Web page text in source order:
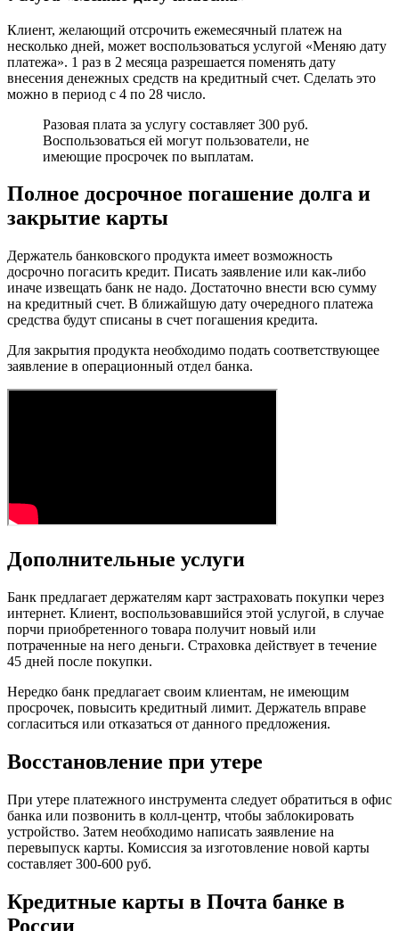
Клиент, желающий отсрочить ежемесячный платеж на
несколько дней, может воспользоваться услугой «Меняю дату
платежа». 1 раз в 2 месяца разрешается поменять дату
внесения денежных средств на кредитный счет. Сделать это
можно в период с 4 по 28 число.
Разовая плата за услугу составляет 300 руб.
Воспользоваться ей могут пользователи, не
имеющие просрочек по выплатам.
Полное досрочное погашение долга и
закрытие карты
Держатель банковского продукта имеет возможность
досрочно погасить кредит. Писать заявление или как-либо
иначе извещать банк не надо. Достаточно внести всю сумму
на кредитный счет. В ближайшую дату очередного платежа
средства будут списаны в счет погашения кредита.
Для закрытия продукта необходимо подать соответствующее
заявление в операционный отдел банка.
Дополнительные услуги
Банк предлагает держателям карт застраховать покупки через
интернет. Клиент, воспользовавшийся этой услугой, в случае
порчи приобретенного товара получит новый или
потраченные на него деньги. Страховка действует в течение
45 дней после покупки.
Нередко банк предлагает своим клиентам, не имеющим
просрочек, повысить кредитный лимит. Держатель вправе
согласиться или отказаться от данного предложения.
Восстановление при утере
При утере платежного инструмента следует обратиться в офис
банка или позвонить в колл-центр, чтобы заблокировать
устройство. Затем необходимо написать заявление на
перевыпуск карты. Комиссия за изготовление новой карты
составляет 300-600 руб.
Кредитные карты в Почта банке в
России